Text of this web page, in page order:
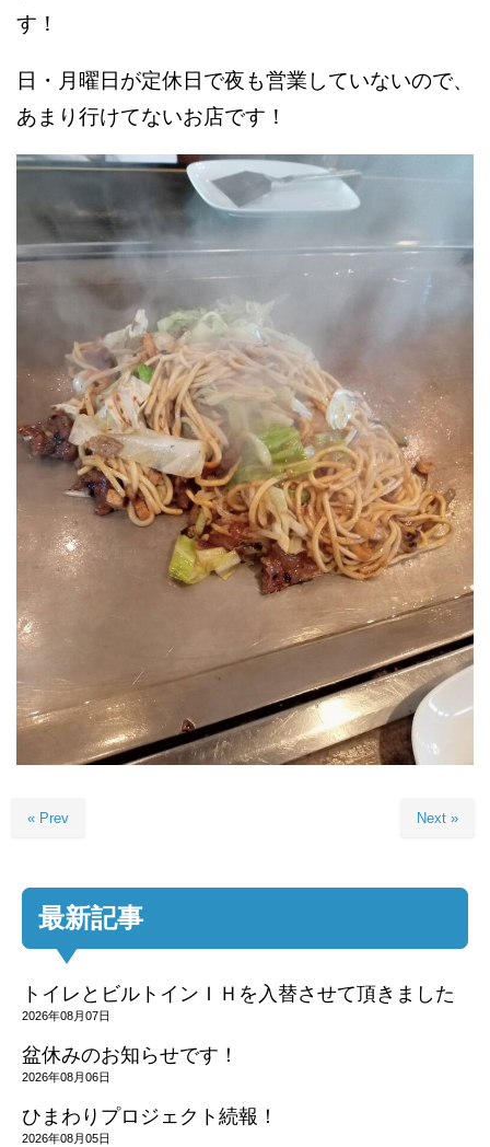
す！
日・月曜日が定休日で夜も営業していないので、
あまり行けてないお店です！
« Prev Next »
最新記事
トイレとビルトインＩＨを入替させて頂きました
2026年08月07日
盆休みのお知らせです！
2026年08月06日
ひまわりプロジェクト続報！
2026年08月05日